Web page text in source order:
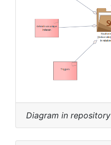
Diagram in repository